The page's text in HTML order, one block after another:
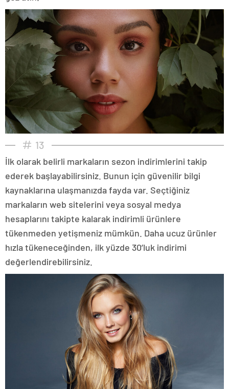
13
İlk olarak belirli markaların sezon indirimlerini takip
ederek başlayabilirsiniz. Bunun için güvenilir bilgi
kaynaklarına ulaşmanızda fayda var. Seçtiğiniz
markaların web sitelerini veya sosyal medya
hesaplarını takipte kalarak indirimli ürünlere
tükenmeden yetişmeniz mümkün. Daha ucuz ürünler
hızla tükeneceğinden, ilk yüzde 30’luk indirimi
değerlendirebilirsiniz.